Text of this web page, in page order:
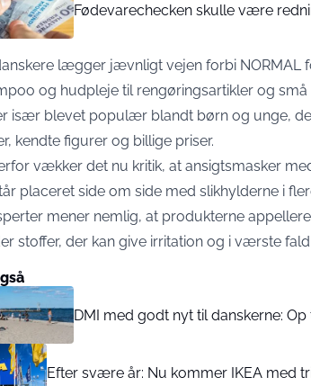
Fødevarechecken skulle være
lægger jævnligt vejen forbi NORMAL
og hudpleje til rengøringsartikler og
især blevet populær blandt børn og unge,
kendte figurer og billige priser.
vækker det nu kritik, at ansigtsmasker
placeret side om side med slikhylderne i
mener nemlig, at produkterne
stoffer, der kan give irritation og i værste
DMI med godt nyt til danskerne:
Efter svære år: Nu kommer IKEA med